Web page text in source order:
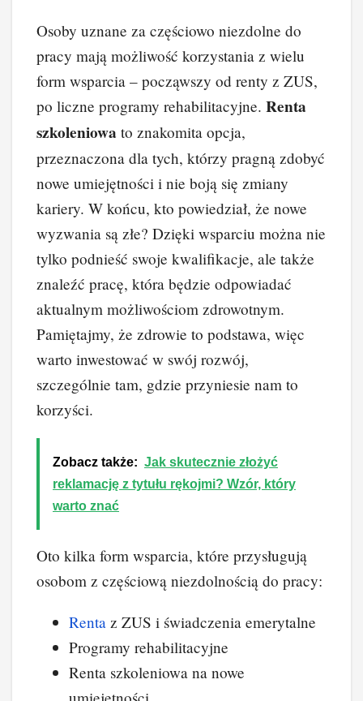
Osoby uznane za częściowo niezdolne do
pracy mają możliwość korzystania z wielu
form wsparcia – począwszy od renty z ZUS,
po liczne programy rehabilitacyjne. Renta
szkoleniowa to znakomita opcja,
przeznaczona dla tych, którzy pragną zdobyć
nowe umiejętności i nie boją się zmiany
kariery. W końcu, kto powiedział, że nowe
wyzwania są złe? Dzięki wsparciu można nie
tylko podnieść swoje kwalifikacje, ale także
znaleźć pracę, która będzie odpowiadać
aktualnym możliwościom zdrowotnym.
Pamiętajmy, że zdrowie to podstawa, więc
warto inwestować w swój rozwój,
szczególnie tam, gdzie przyniesie nam to
korzyści.
Zobacz także: Jak skutecznie złożyć
reklamację z tytułu rękojmi? Wzór, który
warto znać
Oto kilka form wsparcia, które przysługują
osobom z częściową niezdolnością do pracy:
Renta z ZUS i świadczenia emerytalne
Programy rehabilitacyjne
Renta szkoleniowa na nowe